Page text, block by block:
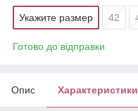
Укажите размер 42
Готово до відправки
Опис Характеристики